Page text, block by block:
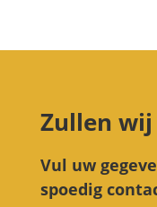
Zullen
Vul uw
spoedig